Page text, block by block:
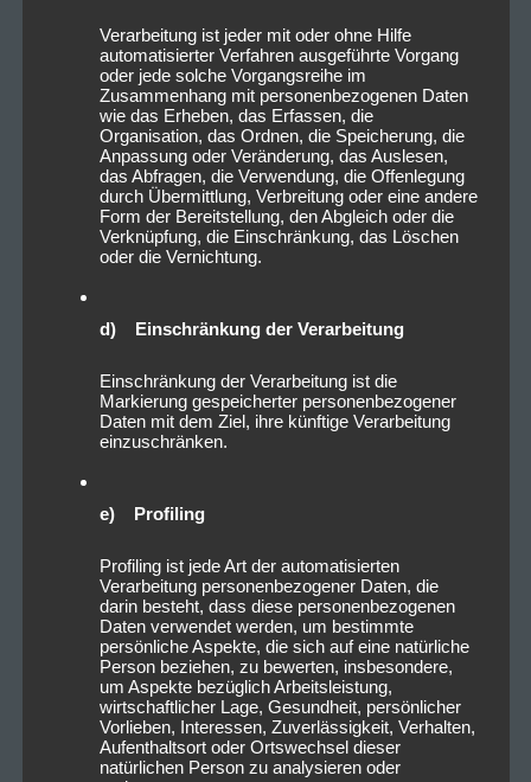
Verarbeitung ist jeder mit oder ohne Hilfe
automatisierter Verfahren ausgeführte Vorgang
oder jede solche Vorgangsreihe im
Zusammenhang mit personenbezogenen Daten
wie das Erheben, das Erfassen, die
Organisation, das Ordnen, die Speicherung, die
Anpassung oder Veränderung, das Auslesen,
das Abfragen, die Verwendung, die Offenlegung
durch Übermittlung, Verbreitung oder eine andere
Form der Bereitstellung, den Abgleich oder die
Verknüpfung, die Einschränkung, das Löschen
oder die Vernichtung.
d) Einschränkung der Verarbeitung
Einschränkung der Verarbeitung ist die
Markierung gespeicherter personenbezogener
Daten mit dem Ziel, ihre künftige Verarbeitung
einzuschränken.
e) Profiling
Profiling ist jede Art der automatisierten
Verarbeitung personenbezogener Daten, die
darin besteht, dass diese personenbezogenen
Daten verwendet werden, um bestimmte
persönliche Aspekte, die sich auf eine natürliche
Person beziehen, zu bewerten, insbesondere,
um Aspekte bezüglich Arbeitsleistung,
wirtschaftlicher Lage, Gesundheit, persönlicher
Vorlieben, Interessen, Zuverlässigkeit, Verhalten,
Aufenthaltsort oder Ortswechsel dieser
natürlichen Person zu analysieren oder